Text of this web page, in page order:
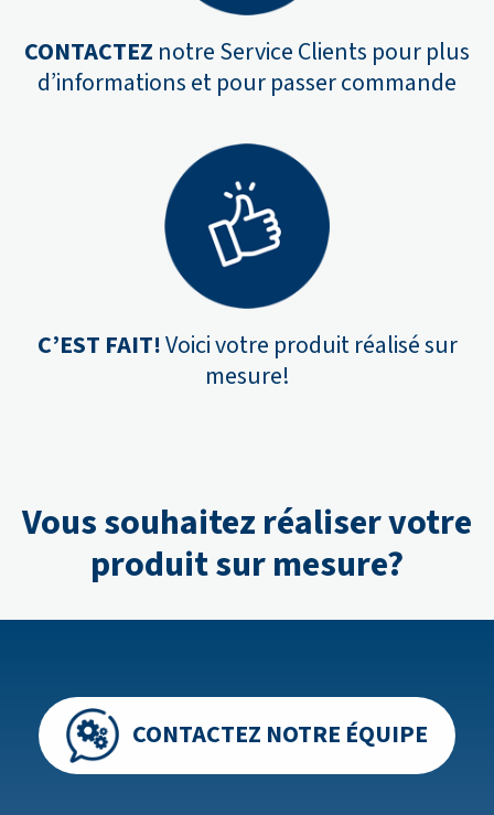
CONTACTEZ notre Service Clients pour plus
d’informations et pour passer commande
C’EST FAIT!Voici votre produit réalisé sur
mesure!
Vous souhaitez réaliser votre
produit sur mesure?
CONTACTEZ NOTRE ÉQUIPE